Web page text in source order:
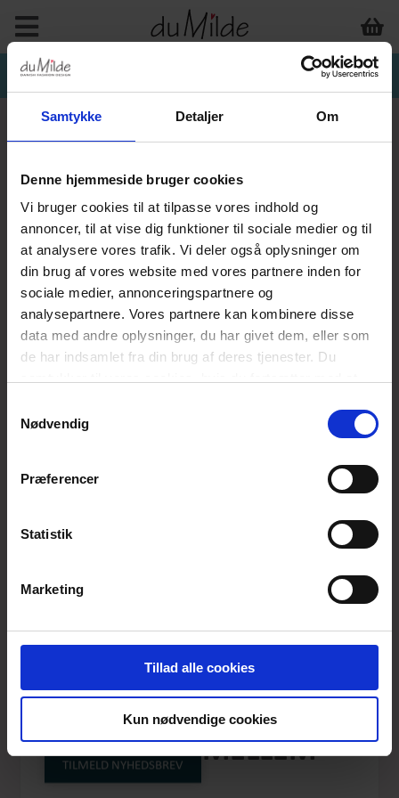
Samtykke Detaljer Om
Denne hjemmeside bruger cookies
Vi bruger cookies til at tilpasse vores indhold og
annoncer, til at vise dig funktioner til sociale medier og til
at analysere vores trafik. Vi deler også oplysninger om
din brug af vores website med vores partnere inden for
sociale medier, annonceringspartnere og
analysepartnere. Vores partnere kan kombinere disse
data med andre oplysninger, du har givet dem, eller som
de har indsamlet fra din brug af deres tjenester. Du
Nødvendig
Præferencer
Statistik
Marketing
Tillad alle cookies
Kun nødvendige cookies
TOILETPUNG -
LEOPRINT - MELLEM
Produktnummer: TIL-08-021
TILMELD NYHEDSBREV